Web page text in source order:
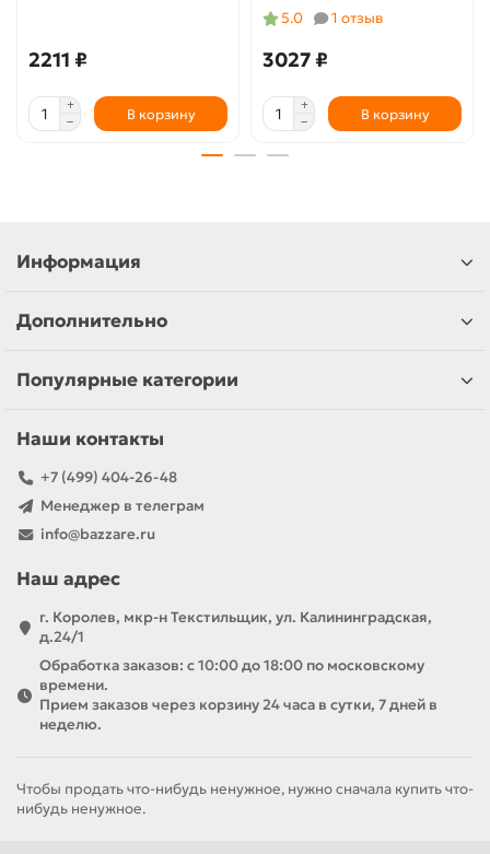
2211 ₽
В корзину
5.0 1 отзыв
3027 ₽
В корзину
Информация
Дополнительно
Популярные категории
Наши контакты
+7 (499) 404-26-48
Менеджер в телеграм
info@bazzare.ru
Наш адрес
г. Королев, мкр-н Текстильщик, ул. Калининградская,
д.24/1
Обработка заказов: с 10:00 до 18:00 по московскому
времени.
Прием заказов через корзину 24 часа в сутки, 7 дней в
неделю.
Чтобы продать что-нибудь ненужное, нужно сначала купить что-
нибудь ненужное.